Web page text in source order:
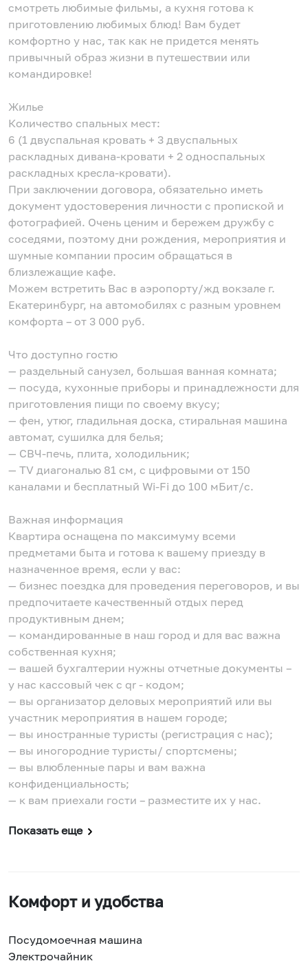
смотреть любимые фильмы, а кухня готова к
приготовлению любимых блюд! Вам будет
комфортно у нас, так как не придется менять
привычный образ жизни в путешествии или
командировке!
Жилье
Количество спальных мест:
6 (1 двуспальная кровать + 3 двуспальных
раскладных дивана-кровати + 2 односпальных
раскладных кресла-кровати).
При заключении договора, обязательно иметь
документ удостоверения личности с пропиской и
фотографией. Очень ценим и бережем дружбу с
соседями, поэтому дни рождения, мероприятия и
шумные компании просим обращаться в
близлежащие кафе.
Можем встретить Вас в аэропорту/жд вокзале г.
Екатеринбург, на автомобилях с разным уровнем
комфорта – от 3 000 руб.
Что доступно гостю
— раздельный санузел, большая ванная комната;
— посуда, кухонные приборы и принадлежности для
приготовления пищи по своему вкусу;
— фен, утюг, гладильная доска, стиральная машина
автомат, сушилка для белья;
— СВЧ-печь, плита, холодильник;
— TV диагональю 81 см, с цифровыми от 150
каналами и бесплатный Wi-Fi до 100 мБит/с.
Важная информация
Квартира оснащена по максимуму всеми
предметами быта и готова к вашему приезду в
назначенное время, если у вас:
— бизнес поездка для проведения переговоров, и вы
предпочитаете качественный отдых перед
продуктивным днем;
— командированные в наш город и для вас важна
собственная кухня;
— вашей бухгалтерии нужны отчетные документы –
у нас кассовый чек с qr - кодом;
— вы организатор деловых мероприятий или вы
участник мероприятия в нашем городе;
— вы иностранные туристы (регистрация с нас);
— вы иногородние туристы/ спортсмены;
— вы влюбленные пары и вам важна
конфиденциальность;
— к вам приехали гости – разместите их у нас.
Показать еще
Комфорт и удобства
Посудомоечная машина
Электрочайник